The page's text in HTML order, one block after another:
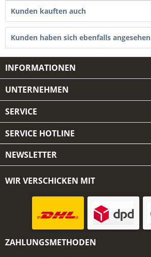
Kunden kauften auch
Kunden haben sich ebenfalls angesehen
INFORMATIONEN
UNTERNEHMEN
SERVICE
SERVICE HOTLINE
NEWSLETTER
WIR VERSCHICKEN MIT
ZAHLUNGSMETHODEN